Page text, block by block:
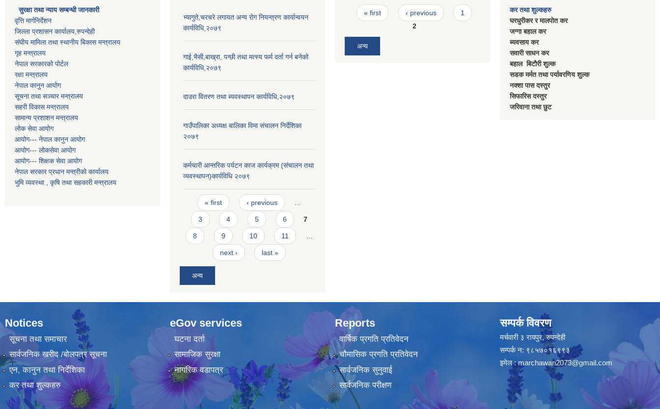
सुरक्षा तथा न्याय सम्बन्धी जानकारी
वृत्ति मार्गनिर्देशन
जिल्ला प्रशासन कार्यालय,रुपन्देही
संघीय मामिला तथा स्थानीय बिकास मन्त्रालय
गृह मन्त्रालय
नेपाल सरकारको पोर्टल
रक्षा मन्त्रालय
नेपाल कानुन आयोग
सूचना तथा सञ्चार मन्त्रालय
सहरी विकास मन्त्रालय
सामान्य प्रशाशन मन्त्रालय
लोक सेवा आयोग
आयोग--- नेपाल कानुन आयोग
आयोग--- लोकसेवा आयोग
आयोग--- शिक्षक सेवा आयोग
नेपाल सरकार प्रधान मन्त्रीको कार्यालय
भुमि व्यवस्था , कृषि तथा सहकारी मन्त्रालय
भ्यागुते,चरचरे लगायत अन्य रोग नियन्त्रण कार्यान्वयन
कार्यविधि,२०७९
गाई,भैसी,बाख्रा, पन्छी तथा मत्स्य फर्म दर्ता गर्न बनेको
कार्यविधि,२०७९
दाउरा वितरण तथा ब्यवस्थापन कार्यविधि,२०७९
गाउँपालिका अध्यक्ष बालिका विमा संचालन निर्देशिका
२०७९
कर्मचारी आन्तरिक पर्यटन काज कार्यक्रम (संचालन तथा
व्यवस्थापन)कार्यविधि २०७९
Pages
« first ‹ previous
3 4 5 6 7
8 9 10 11
next › last »
अन्य
Pages
« first ‹ previous
1
2
अन्य
कर तथा शुल्कहरु
घरधुरीकर र मालपाेत कर
जग्गा बहाल कर
ब्यवसाय कर
सवारी साधन कर
बहाल बिटाैरी शुल्क
सडक मर्मत तथा पर्यावरणिय शुल्क
नक्शा पास दस्तुर
सिफारिस दस्तुर
जरिवाना तथा छुट
Notices
सूचना तथा समाचार
सार्वजनिक खरीद /बोलपत्र सूचना
एन, कानुन तथा निर्देशिका
कर तथा शुल्कहरु
eGov services
घटना दर्ता
सामाजिक सुरक्षा
नागरिक वडापत्र
Reports
वार्षिक प्रगति प्रतिवेदन
चौमासिक प्रगति प्रतिवेदन
सार्वजनिक सुनुवाई
सार्वजनिक परीक्षण
सम्पर्क विवरण
मर्चवारी ३ रायपुर, रुपन्देही
सम्पर्क न: ९८५७०१६९९३
इमेल :marchawari2073@gmail.com